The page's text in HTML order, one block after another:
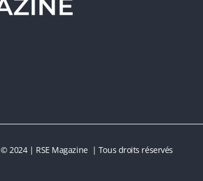
© 2024 | RSE Magazine | Tous droits réservés